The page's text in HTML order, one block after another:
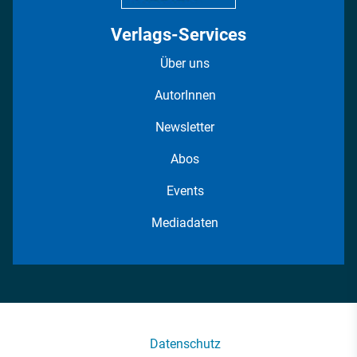
Verlags-Services
Über uns
AutorInnen
Newsletter
Abos
Events
Mediadaten
Datenschutz